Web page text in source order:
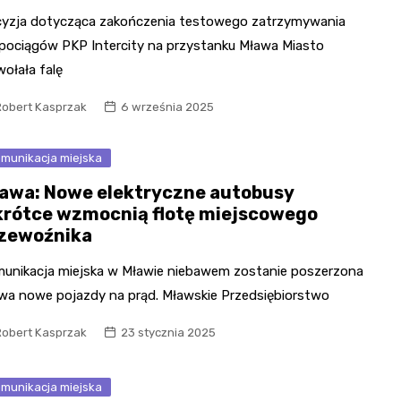
dotycząca zakończenia testowego zatrzymywania
PKP Intercity na przystanku Mława Miasto
falę
Kasprzak 6 września 2025
miejska
Nowe elektryczne autobusy
wzmocnią flotę miejscowego
miejska w Mławie niebawem zostanie poszerzona
nowe pojazdy na prąd. Mławskie Przedsiębiorstwo
Kasprzak 23 stycznia 2025
miejska